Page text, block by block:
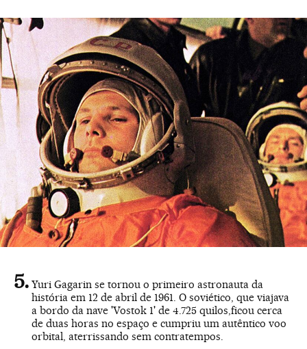
Yuri Gagarin se tornou o primeiro astronauta da
história em 12 de abril de 1961. O soviético, que viajava
a bordo da nave 'Vostok 1' de 4.725 quilos,ficou cerca
de duas horas no espaço e cumpriu um autêntico voo
orbital, aterrissando sem contratempos.